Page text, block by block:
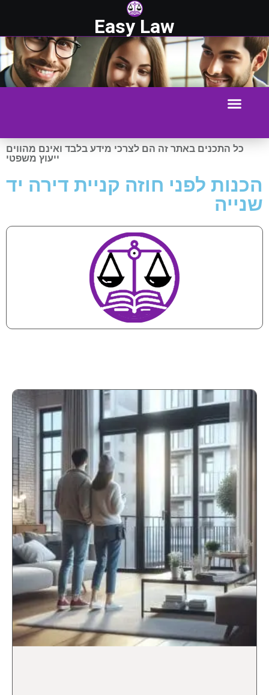
Easy Law
כל התכנים באתר זה הם לצרכי מידע בלבד ואינם מהווים
ייעוץ משפטי
הכנות לפני חוזה קניית דירה יד
שנייה